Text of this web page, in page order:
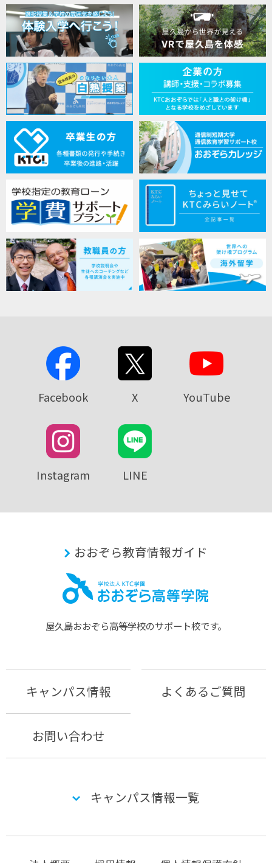
Facebook X YouTube
Instagram LINE
おおぞら教育情報ガイド
屋久島おおぞら⾼等学校のサポート校です。
キャンパス情報 よくあるご質問
お問い合わせ
キャンパス情報一覧